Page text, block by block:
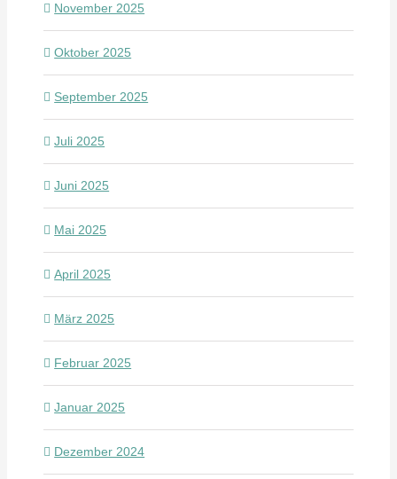
November 2025
Oktober 2025
September 2025
Juli 2025
Juni 2025
Mai 2025
April 2025
März 2025
Februar 2025
Januar 2025
Dezember 2024